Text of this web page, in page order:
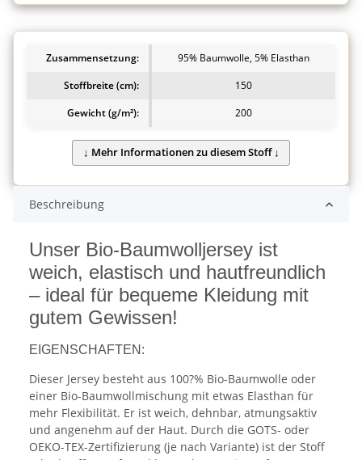
Zusammensetzung:
95% Baumwolle, 5% Elasthan
Stoffbreite (cm):
150
Gewicht (g/m²):
200
Beschreibung
Unser Bio-Baumwolljersey ist
weich, elastisch und hautfreundlich
– ideal für bequeme Kleidung mit
gutem Gewissen!
EIGENSCHAFTEN:
Dieser Jersey besteht aus 100?% Bio-Baumwolle oder
einer Bio-Baumwollmischung mit etwas Elasthan für
mehr Flexibilität. Er ist weich, dehnbar, atmungsaktiv
und angenehm auf der Haut. Durch die GOTS- oder
OEKO-TEX-Zertifizierung (je nach Variante) ist der Stoff